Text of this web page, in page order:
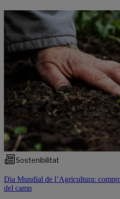
Sostenibilitat
Dia Mundial de l’Agricultura:
del camp